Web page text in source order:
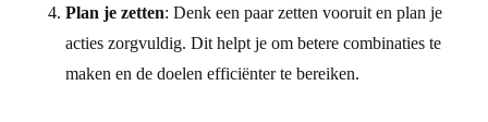
Plan je zetten: Denk een paar zetten vooruit en plan je
acties zorgvuldig. Dit helpt je om betere combinaties te
maken en de doelen efficiënter te bereiken.